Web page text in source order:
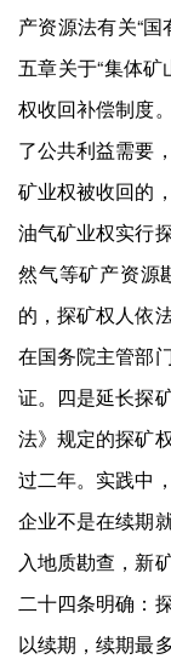
产资源法有关“
五章关于“集体
权收回补偿制度
了公共利益需要
矿业权被收回的
油气矿业权实行
然气等矿产资源
的，探矿权人依
在国务院主管部
证。四是延长探
法》规定的探矿
过二年。实践中
企业不是在续期
入地质勘查，新
二十四条明确：
以续期，续期最